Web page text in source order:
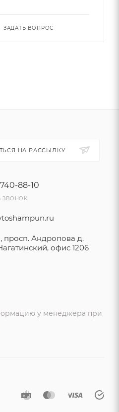
ЗАДАТЬ ВОПРОС
НА РАССЫЛКУ
88-10
ЗВОНОК
просп. Андропова д.
офис 1206
у менеджера при